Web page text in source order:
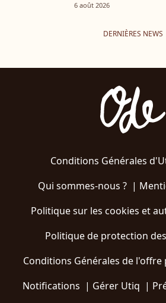
6 août 2026
DERNIÈRES NEWS
Conditions Générales
Qui sommes-nous ?|
Politique sur les cookies et
Politique de protection
Conditions Générales de l'offre
Notifications | Gérer Utiq |